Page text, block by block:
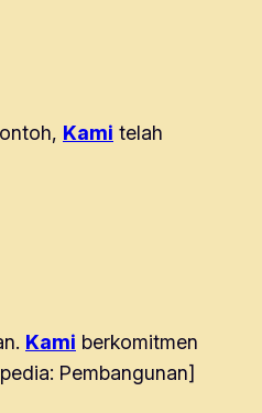
Kami telah
Kami berkomitmen
Pembangunan]